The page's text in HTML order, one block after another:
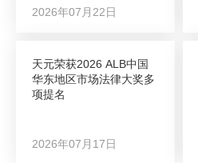
2026年07月22日
天元荣获2026 ALB中国
华东地区市场法律大奖多
项提名
2026年07月17日